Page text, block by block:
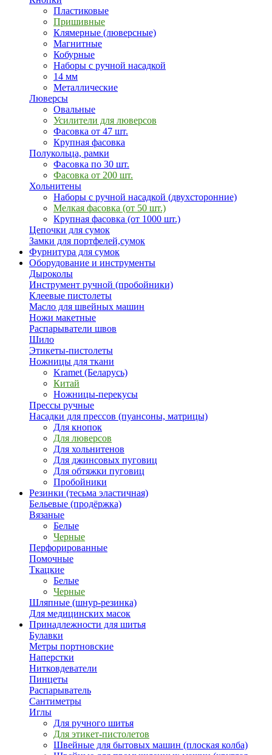
Пластиковые
Пришивные
Клямерные (люверсные)
Магнитные
Кобурные
Наборы с ручной насадкой
14 мм
Металлические
Люверсы
Овальные
Усилители для люверсов
Фасовка от 47 шт.
Крупная фасовка
Полукольца, рамки
Фасовка по 30 шт.
Фасовка от 200 шт.
Хольнитены
Наборы с ручной насадкой (двухсторонние)
Мелкая фасовка (от 50 шт.)
Крупная фасовка (от 1000 шт.)
Цепочки для сумок
Замки для портфелей,сумок
Фурнитура для сумок
Оборудование и инструменты
Дыроколы
Инструмент ручной (пробойники)
Клеевые пистолеты
Масло для швейных машин
Ножи макетные
Распарыватели швов
Шило
Этикеты-пистолеты
Ножницы для ткани
Kramet (Беларусь)
Китай
Ножницы-перекусы
Прессы ручные
Насадки для прессов (пуансоны, матрицы)
Для кнопок
Для люверсов
Для хольнитенов
Для джинсовых пуговиц
Для обтяжки пуговиц
Пробойники
Резинки (тесьма эластичная)
Бельевые (продёржка)
Вязаные
Белые
Черные
Перфорированные
Помочные
Ткацкие
Белые
Черные
Шляпные (шнур-резинка)
Для медицинских масок
Принадлежности для шитья
Булавки
Метры портновские
Наперстки
Нитковдеватели
Пинцеты
Распарыватель
Сантиметры
Иглы
Для ручного шитья
Для этикет-пистолетов
Швейные для бытовых машин (плоская колба)